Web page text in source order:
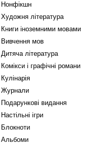
Нонфікшн
Художня література
Книги іноземними мовами
Вивчення мов
Дитяча література
Комікси і графічні романи
Кулінарія
Журнали
Подарункові видання
Настільні ігри
Блокноти
Альбоми